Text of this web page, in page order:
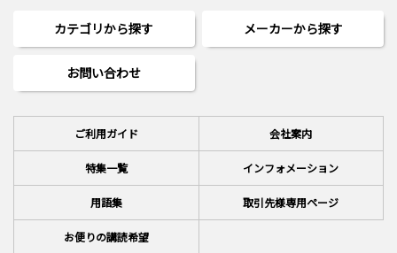
カテゴリから探す メーカーから探す
お問い合わせ
ご利用ガイド 会社案内
特集一覧 インフォメーション
用語集 取引先様専用ページ
お便りの講読希望